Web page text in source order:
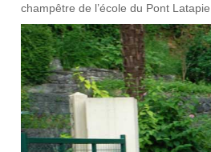
champêtre de l’école du Pont Latapie.